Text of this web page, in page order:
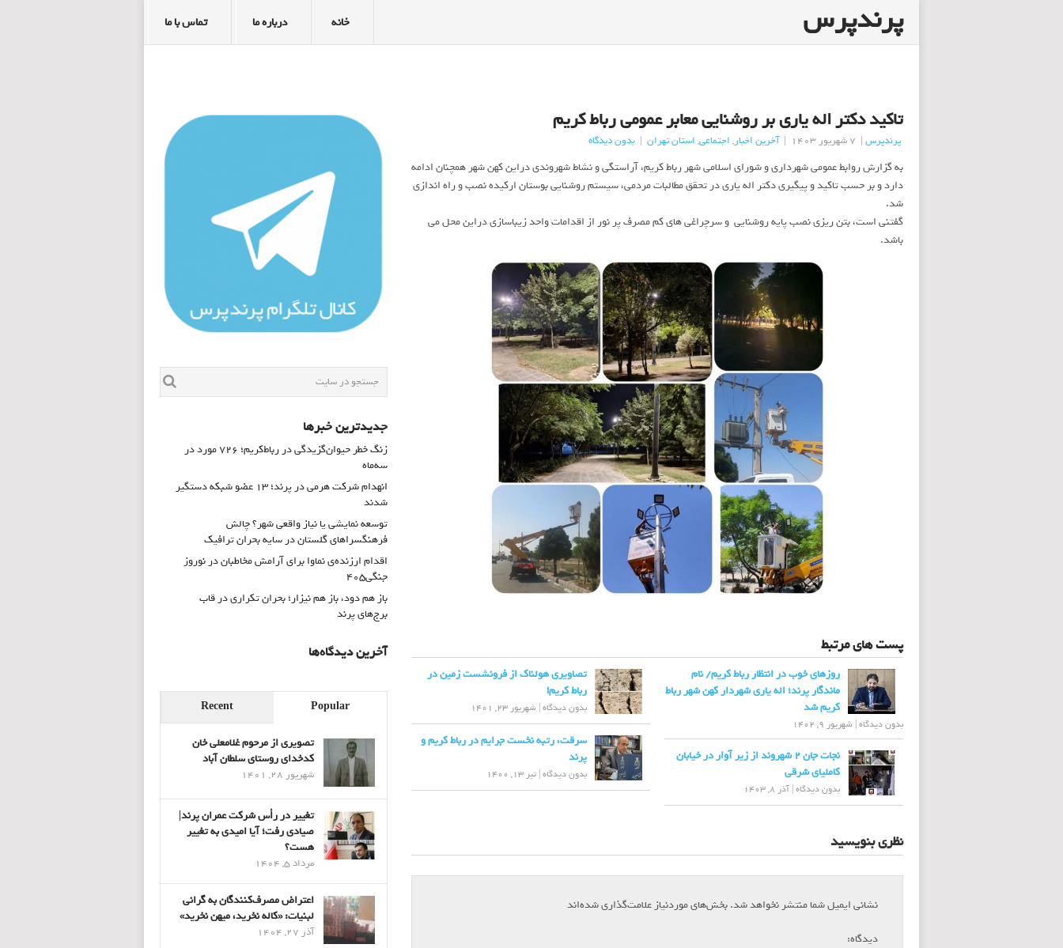
پرندپرس خانه درباره ما تماس با ما
تاكید دكتر اله یاری بر روشنایی معابر عمومی رباط كریم
پرندپرس | 7 شهریور 1403 | آخرین اخبار, اجتماعی, استان تهران | بدون دیدگاه
به گزارش روابط عمومی شهرداری و شورای اسلامی شهر رباط کریم، آراستگی و نشاط شهروندی دراین کهن شهر همچنان ادامه
دارد و بر حسب تاکید و پیگیری دکتر اله یاری در تحقق مطالبات مردمی، سیستم روشنایی بوستان ارکیده نصب و راه اندازی
شد.
گفتنی است، بتن ریزی نصب پایه روشنایی و سرچراغی های کم مصرف پر نور از اقدامات واحد زیباسازی دراین محل می
باشد.
پست های مرتبط
تصاویری هولناک از فرونشست زمین در
رباط کریم!
بدون دیدگاه| شهریور 23, 1401
روزهای خوب در انتظار رباط کریم/ نام
ماندگار پرند؛ اله یاری شهردار کهن شهر رباط
کریم شد
بدون دیدگاه| شهریور 9, 1402
سرقت، رتبه نخست جرایم در رباط کریم و
پرند
بدون دیدگاه|تیر 13, 1400
نجات جان ۲ شهروند از زیر آوار در خیابان
کاملیای شرقی
بدون دیدگاه| آذر 8, 1403
نظری بنویسید
نشانی ایمیل شما منتشر نخواهد شد.بخش‌های موردنیاز علامت‌گذاری شده‌اند
دیدگاه:
جدیدترین خبرها
زنگ خطر حیوان‌گزیدگی در رباط‌کریم؛ ۷۲۶ مورد در
سه‌ماه
انهدام شرکت هرمی در پرند؛ ۱۳ عضو شبکه دستگیر
شدند
توسعه نمایشی یا نیاز واقعی شهر؟ چالش
فرهنگسراهای گلستان در سایه بحران ترافیک
اقدام ارزنده‌ی نماوا برای آرامش مخاطبان در نوروز
جنگی۴۰۵
باز هم دود، باز هم نیزار؛ بحران تکراری در قاب
برج‌های پرند
آخرین دیدگاه‌ها
Popular
Recent
تصویری از مرحوم غلامعلی خان
کدخدای روستای سلطان آباد
شهریور 28, 1401
تغییر در رأس شرکت عمران پرند|
صیادی رفت؛ آیا امیدی به تغییر
هست؟
مرداد 5, 1404
اعتراض مصرف‌کنندگان به گرانی
لبنیات: «کاله نخرید، میهن نخرید»
آذر 27, 1404